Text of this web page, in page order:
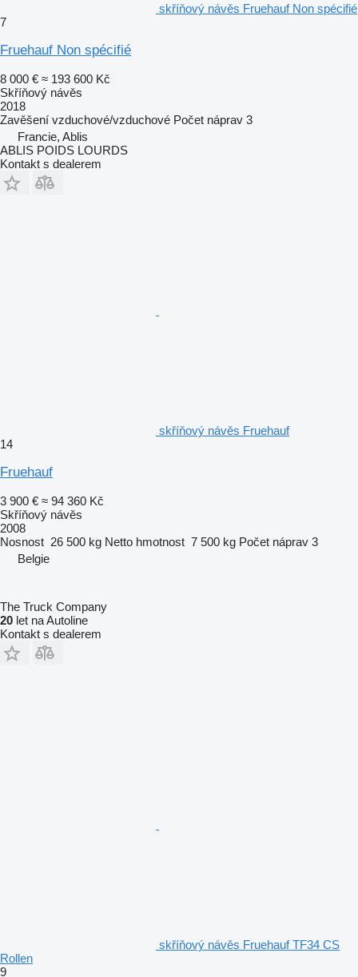
skříňový návěs Fruehauf Non spécifié
7
Fruehauf Non spécifié
8 000 € ≈ 193 600 Kč
Skříňový návěs
2018
Zavěšení vzduchové/vzduchové Počet náprav 3
Francie, Ablis
ABLIS POIDS LOURDS
Kontakt s dealerem
skříňový návěs Fruehauf
14
Fruehauf
3 900 € ≈ 94 360 Kč
Skříňový návěs
2008
Nosnost 26 500 kg Netto hmotnost 7 500 kg Počet náprav 3
Belgie
The Truck Company
20 let na Autoline
Kontakt s dealerem
skříňový návěs Fruehauf TF34 CS
Rollen
9